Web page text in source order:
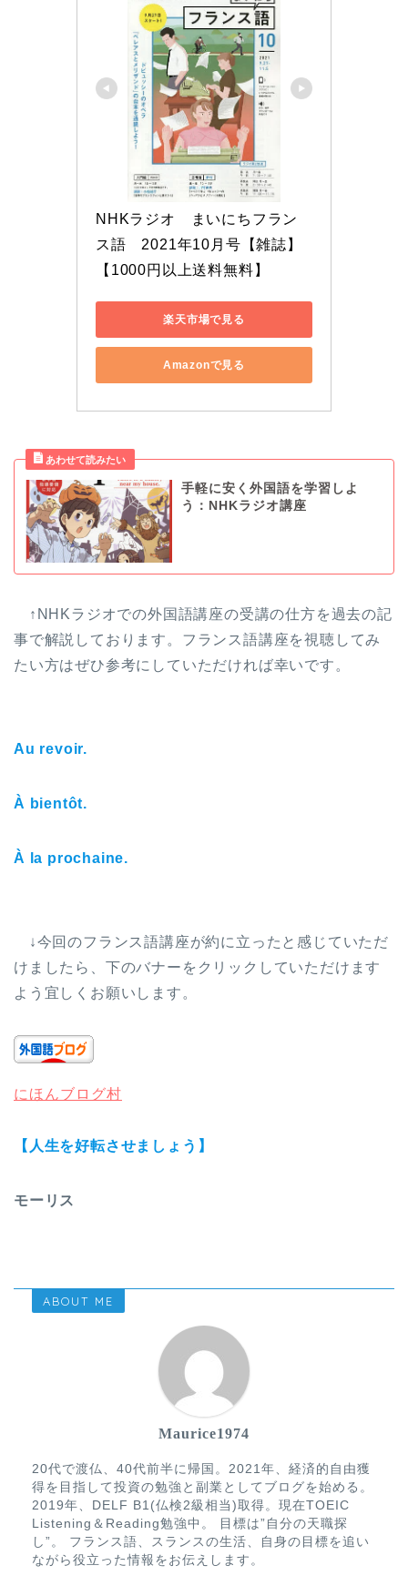
NHKラジオ　まいにちフラン
ス語　2021年10月号【雑誌】
【1000円以上送料無料】
楽天市場で見る
Amazonで見る
手軽に安く外国語を学習しよ
う：NHKラジオ講座
↑NHKラジオでの外国語講座の受講の仕方を過去の記
事で解説しております。フランス語講座を視聴してみ
たい方はぜひ参考にしていただければ幸いです。
Au revoir.
À bientôt.
À la prochaine.
↓今回のフランス語講座が約に立ったと感じていただ
けましたら、下のバナーをクリックしていただけます
よう宜しくお願いします。
にほんブログ村
【人生を好転させましょう】
モーリス
ABOUT ME
Maurice1974
20代で渡仏、40代前半に帰国。2021年、経済的自由獲
得を目指して投資の勉強と副業としてブログを始める。
2019年、DELF B1(仏検2級相当)取得。現在TOEIC
Listening＆Reading勉強中。 目標は”自分の天職探
し”。 フランス語、スランスの生活、自身の目標を追い
ながら役立った情報をお伝えします。